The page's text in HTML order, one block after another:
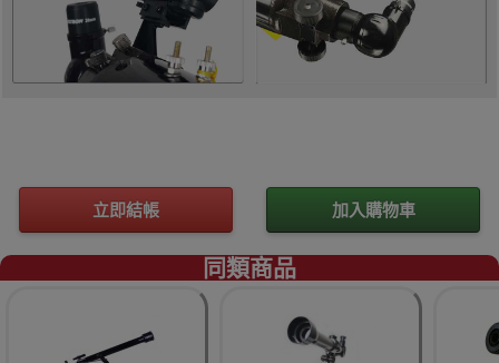
立即結帳 加入購物車
同類商品